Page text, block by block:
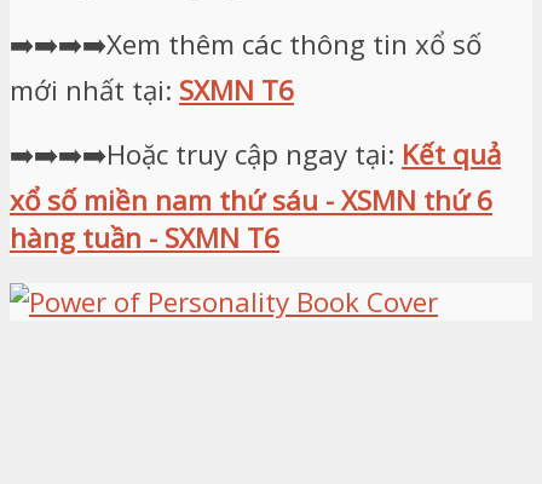
➡️➡️➡️➡️Xem thêm các thông tin xổ số
mới nhất tại: SXMN T6
➡️➡️➡️➡️Hoặc truy cập ngay tại: Kết quả
xổ số miền nam thứ sáu - XSMN thứ 6
hàng tuần - SXMN T6